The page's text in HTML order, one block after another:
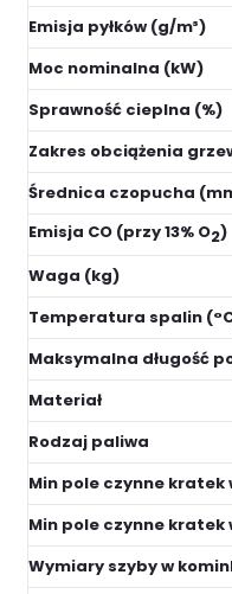
Emisja pyłków (g/m³)
Moc nominalna (kW)
Sprawność cieplna (%)
Zakres obciążenia
Średnica czopucha
Emisja CO (przy 13% O2)
Waga (kg)
Temperatura spalin
Maksymalna długość
Materiał
Rodzaj paliwa
Min pole czynne kratek
Min pole czynne kratek
Wymiary szyby w